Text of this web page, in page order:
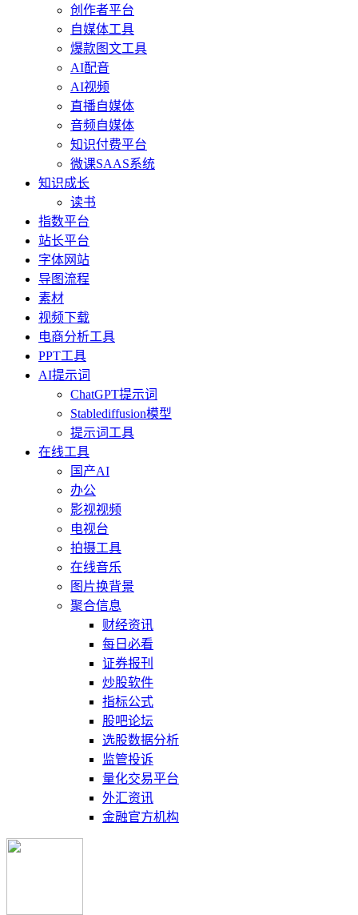
创作者平台
自媒体工具
爆款图文工具
AI配音
AI视频
直播自媒体
音频自媒体
知识付费平台
微课SAAS系统
知识成长
读书
指数平台
站长平台
字体网站
导图流程
素材
视频下载
电商分析工具
PPT工具
AI提示词
ChatGPT提示词
Stablediffusion模型
提示词工具
在线工具
国产AI
办公
影视视频
电视台
拍摄工具
在线音乐
图片换背景
聚合信息
财经资讯
每日必看
证券报刊
炒股软件
指标公式
股吧论坛
选股数据分析
监管投诉
量化交易平台
外汇资讯
金融官方机构